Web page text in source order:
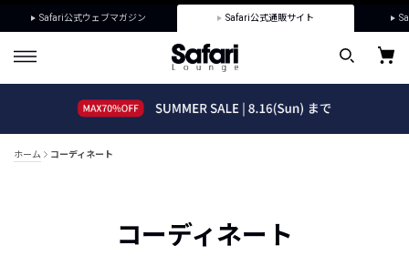
Safari公式ウェブマガジン Safari公式通販サイト
ホーム コーディネート
コーディネート